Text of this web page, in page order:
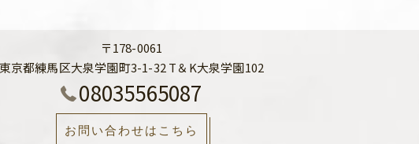
〒178-0061
東京都練馬区大泉学園町3-1-32 T＆K大泉学園102
08035565087
お問い合わせはこちら